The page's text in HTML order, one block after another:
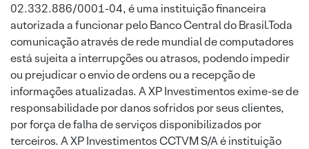
02.332.886/0001-04, é uma instituição financeira
autorizada a funcionar pelo Banco Central do Brasil.Toda
comunicação através de rede mundial de computadores
está sujeita a interrupções ou atrasos, podendo impedir
ou prejudicar o envio de ordens ou a recepção de
informações atualizadas. A XP Investimentos exime-se de
responsabilidade por danos sofridos por seus clientes,
por força de falha de serviços disponibilizados por
terceiros. A XP Investimentos CCTVM S/A é instituição